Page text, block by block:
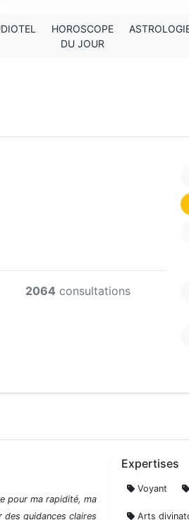
HOROSCOPE
DU JOUR
2064 consultations
pour ma rapidité, ma
guidances claires
Expertises
Voyant
Arts